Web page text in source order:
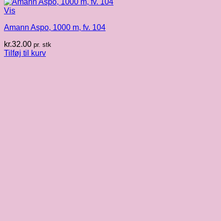
Vis
Amann Aspo, 1000 m, fv. 104
kr.32.00 pr. stk
Tilføj til kurv